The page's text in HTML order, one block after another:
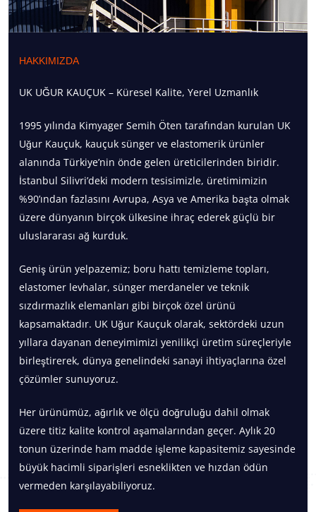
HAKKIMIZDA
UK UĞUR KAUÇUK – Küresel Kalite, Yerel Uzmanlık
1995 yılında Kimyager Semih Öten tarafından kurulan UK
Uğur Kauçuk, kauçuk sünger ve elastomerik ürünler
alanında Türkiye’nin önde gelen üreticilerinden biridir.
İstanbul Silivri’deki modern tesisimizle, üretimimizin
%90’ından fazlasını Avrupa, Asya ve Amerika başta olmak
üzere dünyanın birçok ülkesine ihraç ederek güçlü bir
uluslararası ağ kurduk.
Geniş ürün yelpazemiz; boru hattı temizleme topları,
elastomer levhalar, sünger merdaneler ve teknik
sızdırmazlık elemanları gibi birçok özel ürünü
kapsamaktadır. UK Uğur Kauçuk olarak, sektördeki uzun
yıllara dayanan deneyimimizi yenilikçi üretim süreçleriyle
birleştirerek, dünya genelindeki sanayi ihtiyaçlarına özel
çözümler sunuyoruz.
Her ürünümüz, ağırlık ve ölçü doğruluğu dahil olmak
üzere titiz kalite kontrol aşamalarından geçer. Aylık 20
tonun üzerinde ham madde işleme kapasitemiz sayesinde
büyük hacimli siparişleri esneklikten ve hızdan ödün
vermeden karşılayabiliyoruz.